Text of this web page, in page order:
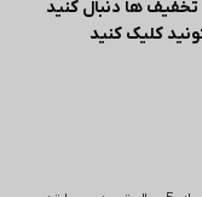
تخفیف ها دنبال کنید